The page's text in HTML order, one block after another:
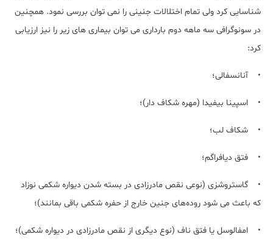
شناسایی کرد ولی تمام اختلالات جنینی را نمی توان بررسی نمود. همچنین
در سونوگرافی سه ماهه دوم بارداری می توان بیماری های زیر را نیز ارزیابی
کرد:
• آنانسفالی؛
• اسپینا بیفیدا (مهره شکاف دار)؛
• شکاف لب؛
• فتق دیافراگم؛
• گاستروشزی (نوعی نقص مادرزادی در بسته شدن دیواره شکمی نوزاد
که باعث می شود روده‌های جنین خارج از حفره شکمی باقی بمانند)؛
• امفالوسل یا فتق ناف (نوع دیگری از نقص مادرزادی در دیواره شکمی)؛